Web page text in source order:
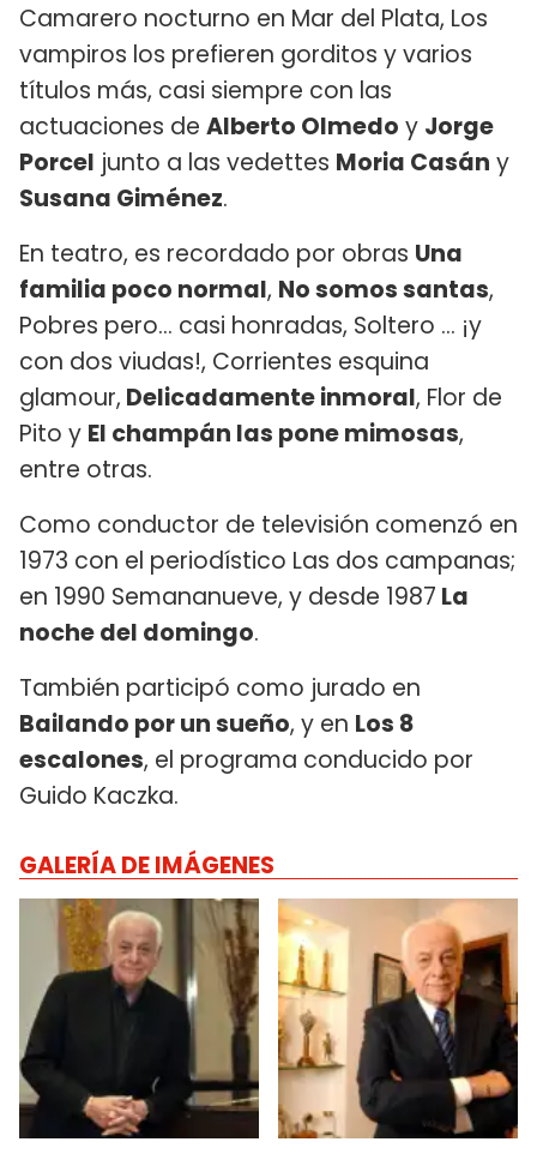
Camarero nocturno en Mar del Plata, Los
vampiros los prefieren gorditos y varios
títulos más, casi siempre con las
actuaciones de Alberto Olmedo y Jorge
Porcel junto a las vedettes Moria Casán y
Susana Giménez.
En teatro, es recordado por obras Una
familia poco normal, No somos santas,
Pobres pero... casi honradas, Soltero ... ¡y
con dos viudas!, Corrientes esquina
glamour, Delicadamente inmoral, Flor de
Pito y El champán las pone mimosas,
entre otras.
Como conductor de televisión comenzó en
1973 con el periodístico Las dos campanas;
en 1990 Semananueve, y desde 1987 La
noche del domingo.
También participó como jurado en
Bailando por un sueño, y en Los 8
escalones, el programa conducido por
Guido Kaczka.
GALERÍA DE IMÁGENES